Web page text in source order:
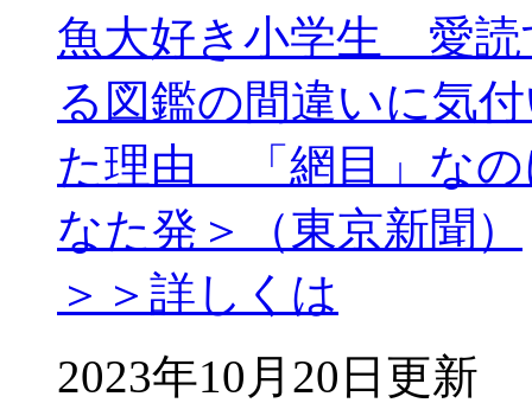
魚大好き小学生 愛読
る図鑑の間違いに気
た理由 「網目」なの
なた発＞（東京新聞）
＞＞詳しくは
2023年10月20日更新